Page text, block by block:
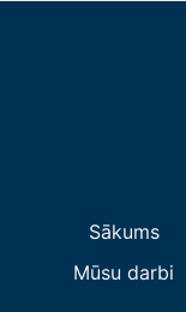
Sākums
Mūsu darbi